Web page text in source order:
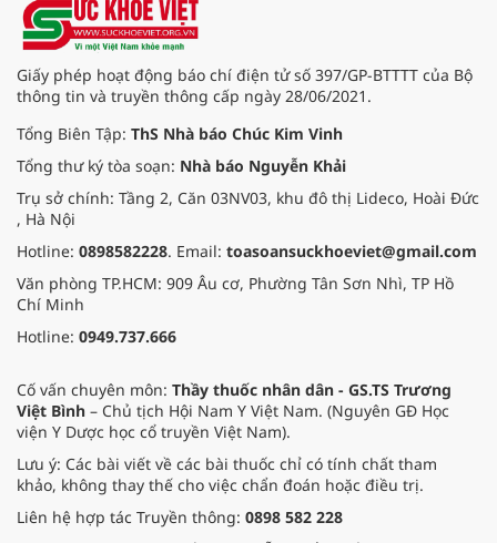
Giấy phép hoạt động báo chí điện tử số 397/GP-BTTTT của Bộ
thông tin và truyền thông cấp ngày 28/06/2021.
Tổng Biên Tập: ThS Nhà báo Chúc Kim Vinh
Tổng thư ký tòa soạn: Nhà báo Nguyễn Khải
Trụ sở chính: Tầng 2, Căn 03NV03, khu đô thị Lideco, Hoài Đức
, Hà Nội
Hotline: 0898582228. Email: toasoansuckhoeviet@gmail.com
Văn phòng TP.HCM: 909 Âu cơ, Phường Tân Sơn Nhì, TP Hồ
Chí Minh
Hotline: 0949.737.666
Cố vấn chuyên môn: Thầy thuốc nhân dân - GS.TS Trương
Việt Bình – Chủ tịch Hội Nam Y Việt Nam. (Nguyên GĐ Học
viện Y Dược học cổ truyền Việt Nam).
Lưu ý: Các bài viết về các bài thuốc chỉ có tính chất tham
khảo, không thay thế cho việc chẩn đoán hoặc điều trị.
Liên hệ hợp tác Truyền thông: 0898 582 228